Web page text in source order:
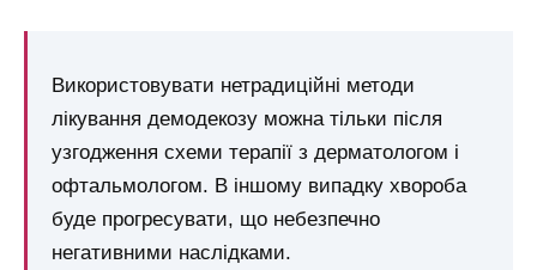
Використовувати нетрадиційні методи
лікування демодекозу можна тільки після
узгодження схеми терапії з дерматологом і
офтальмологом. В іншому випадку хвороба
буде прогресувати, що небезпечно
негативними наслідками.